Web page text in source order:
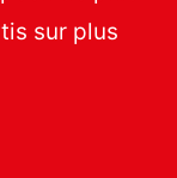
sur plus